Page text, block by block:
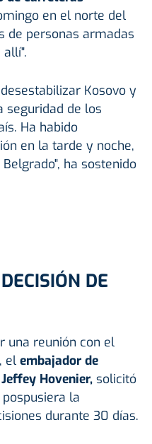
en el norte del
de personas armadas
Kosovo y
seguridad de los
Ha habido
en la tarde y noche,
ha sostenido
DE
una reunión con el
el embajador de
Hovenier, solicitó
la
durante 30 días.